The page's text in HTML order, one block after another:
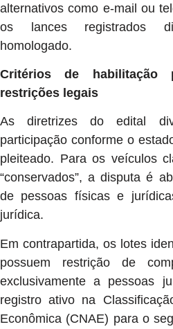
alternativos como e-mail ou
os lances registrados
homologado.
Critérios de habilitação
restrições legais
As diretrizes do edital
participação conforme o
pleiteado. Para os veículos
“conservados”, a disputa é
de pessoas físicas e
jurídica.
Em contrapartida, os lotes
possuem restrição de
exclusivamente a pessoas
registro ativo na
Econômica (CNAE) para o